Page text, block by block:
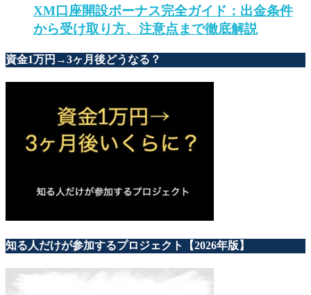
XM口座開設ボーナス完全ガイド：出金条件
から受け取り方、注意点まで徹底解説
資金1万円→3ヶ月後どうなる？
知る人だけが参加するプロジェクト【2026年版】